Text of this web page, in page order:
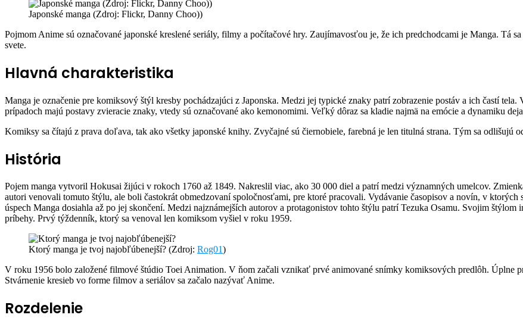
Japonské manga (Zdroj: Flickr, Danny Choo))
Pojmom Anime sú označované japonské kreslené seriály, filmy a počítačové hry. Zaujímavosťou je, že ich predchodcami je Manga. Tá
svete.
Hlavná charakteristika
Manga je označenie pre komiksový štýl kresby pochádzajúci z Japonska. Medzi jej typické znaky patrí zobrazenie postáv a ich častí
prípadoch majú postavy zvieracie znaky, vtedy sú označované ako kemonomimi. Veľký dôraz sa kladie najmä na emócie a dynamiku
Komiksy sa čítajú z prava doľava, tak ako všetky japonské knihy. Zvyčajné sú čiernobiele, farebná je len titulná strana. Tým sa odlišujú
História
Pojem manga vytvoril Hokusai žijúci v rokoch 1760 až 1849. Nakreslil viac, ako 30 000 diel a patrí medzi významných umelcov.
autori venovali tomuto štýlu, ale boli častokrát obmedzovaní spoločnosťami, pre ktoré pracovali. Vydávanie časopisov a novín, v
úspech Manga dosiahla až po jej skončení. Medzi najznámejších autorov a protagonistov tohto štýlu patrí Tezuka Osamu. Svojim
príbehy. Prvý týždenník, ktorý sa venoval len komiksom vyšiel v roku 1959.
Ktorý manga je tvoj najobľúbenejší? (Zdroj: Rog01)
V roku 1956 bolo založené filmové štúdio Toei Animation. V ňom začali vznikať prvé animované snímky komiksových predlôh. Úplne
Stvárnenie kresieb vo forme filmov a seriálov sa začalo nazývať Anime.
Rozdelenie